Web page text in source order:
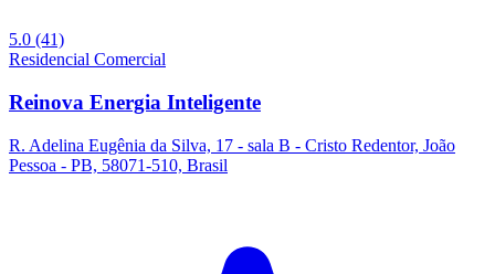
5.0 (41)
Residencial Comercial
Reinova Energia Inteligente
R. Adelina Eugênia da Silva, 17 - sala B - Cristo Redentor, João
Pessoa - PB, 58071-510, Brasil